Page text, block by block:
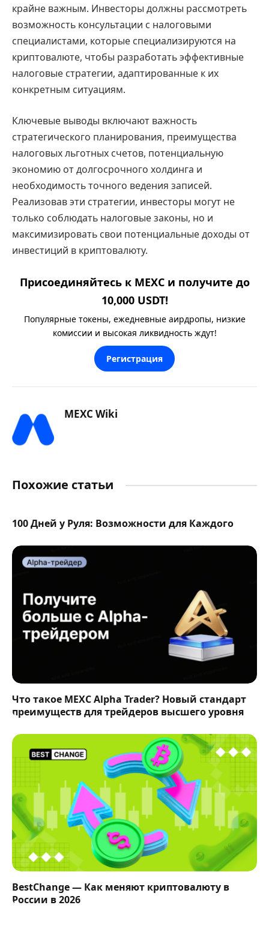
крайне важным. Инвесторы должны рассмотреть
возможность консультации с налоговыми
специалистами, которые специализируются на
криптовалюте, чтобы разработать эффективные
налоговые стратегии, адаптированные к их
конкретным ситуациям.
Ключевые выводы включают важность
стратегического планирования, преимущества
налоговых льготных счетов, потенциальную
экономию от долгосрочного холдинга и
необходимость точного ведения записей.
Реализовав эти стратегии, инвесторы могут не
только соблюдать налоговые законы, но и
максимизировать свои потенциальные доходы от
инвестиций в криптовалюту.
Присоединяйтесь к MEXC и получите до
10,000 USDT!
Популярные токены, ежедневные аирдропы, низкие
комиссии и высокая ликвидность ждут!
Регистрация
MEXC Wiki
Похожие статьи
100 Дней у Руля: Возможности для Каждого
Что такое MEXC Alpha Trader? Новый стандарт
преимуществ для трейдеров высшего уровня
BestChange — Как меняют криптовалюту в
России в 2026